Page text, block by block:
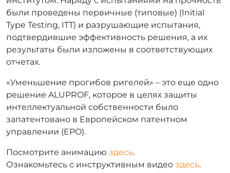
были проведены первичные (типовые) (Initial
Type Testing, ITT) и разрушающие испытания,
подтвердившие эффективность решения, а их
результаты были изложены в соответствующих
отчетах.
«Уменьшение прогибов ригелей» – это еще одно
решение ALUPROF, которое в целях защиты
интеллектуальной собственности было
запатентовано в Европейском патентном
управлении (EPO).
Посмотрите анимацию здесь.
Ознакомьтесь с инструктивным видео здесь.